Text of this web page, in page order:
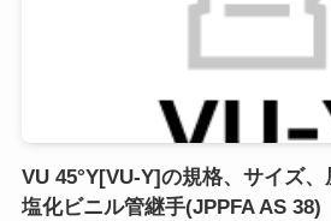
VU 45°Y[VU-Y]の規格、サイズ
塩化ビニル管継手(JPPFA AS 38)